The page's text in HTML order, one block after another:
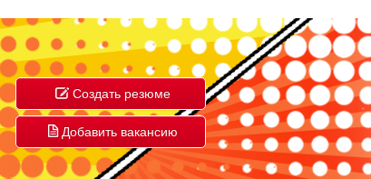
Создать резюме
Добавить вакансию